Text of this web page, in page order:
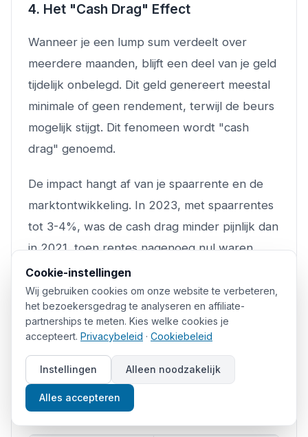
4. Het "Cash Drag" Effect
Wanneer je een lump sum verdeelt over
meerdere maanden, blijft een deel van je geld
tijdelijk onbelegd. Dit geld genereert meestal
minimale of geen rendement, terwijl de beurs
mogelijk stijgt. Dit fenomeen wordt "cash
drag" genoemd.
De impact hangt af van je spaarrente en de
marktontwikkeling. In 2023, met spaarrentes
tot 3-4%, was de cash drag minder pijnlijk dan
in 2021, toen rentes nagenoeg nul waren.
Toch blijft het een reële kostenpost van DCA
die je moet wegen tegen de psychologische
en risicologische voordelen.
Dollar Cost Averaging vs. Lump
Sum: De Uitgebreide
Vergelijking
Cookie-instellingen
Wij gebruiken cookies om onze website te verbeteren,
het bezoekersgedrag te analyseren en affiliate-
partnerships te meten. Kies welke cookies je
accepteert. Privacybeleid · Cookiebeleid
Instellingen Alleen noodzakelijk
Alles accepteren